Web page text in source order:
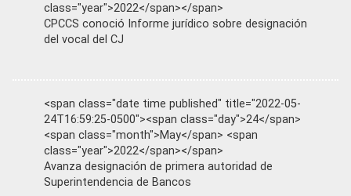
class="year">2022</span></span>
CPCCS conoció Informe jurídico sobre designación
del vocal del CJ
<span class="date time published" title="2022-05-
24T16:59:25-0500"><span class="day">24</span>
<span class="month">May</span> <span
class="year">2022</span></span>
Avanza designación de primera autoridad de
Superintendencia de Bancos